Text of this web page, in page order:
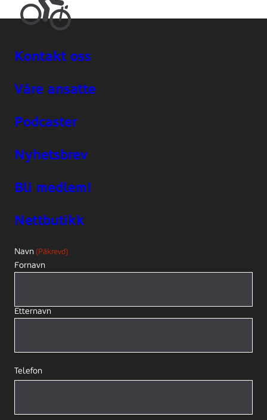
Kontakt oss
Våre ansatte
Podcaster
Nyhetsbrev
Bli medlem!
Nettbutikk
Navn (Påkrevd)
Fornavn
Etternavn
Telefon